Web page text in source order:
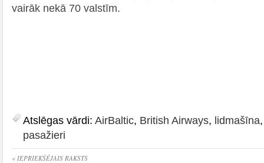
vairāk nekā 70 valstīm.
Atslēgas vārdi: AirBaltic, British Airways, lidmašīna
pasažieri
« IEPRIEKŠĒJAIS RAKSTS